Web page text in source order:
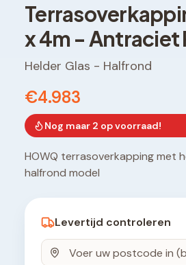
x4m -Antraciet
Helder Glas - Halfrond
€4.983
Nog maar 2 op voorraad!
HOWQ terrasoverkapping met
halfrond model
Levertijd controleren